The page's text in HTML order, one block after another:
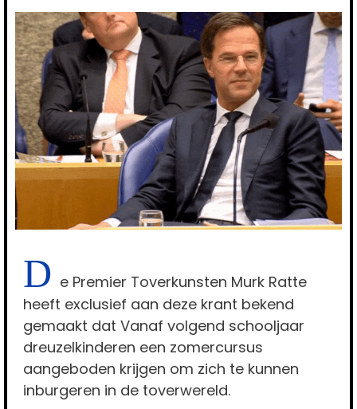
D e Premier Toverkunsten Murk Ratte
heeft exclusief aan deze krant bekend
gemaakt dat Vanaf volgend schooljaar
dreuzelkinderen een zomercursus
aangeboden krijgen om zich te kunnen
inburgeren in de toverwereld.